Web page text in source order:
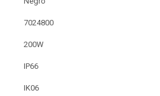
7024800
200W
IP66
IK06